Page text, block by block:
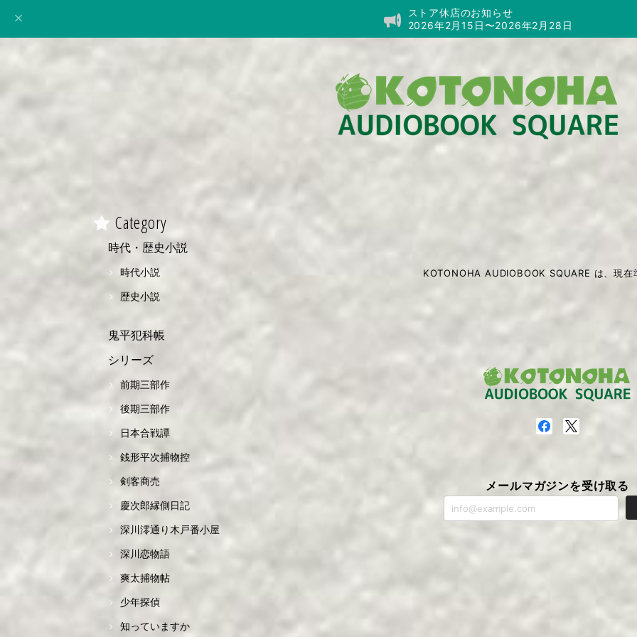
ストア休店のお知らせ
2026年2月15日〜2026年2月28日
Category
時代・歴史小説
時代小説
歴史小説
鬼平犯科帳
シリーズ
前期三部作
後期三部作
日本合戦譚
銭形平次捕物控
剣客商売
慶次郎縁側日記
深川澪通り木戸番小屋
深川恋物語
爽太捕物帖
少年探偵
知っていますか
KOTONOHA AUDIOBOOK SQUARE は、現在
メールマガジンを受け取る